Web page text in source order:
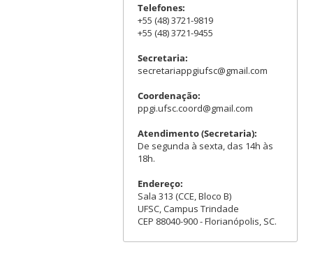
Telefones:
+55 (48) 3721-9819
+55 (48) 3721-9455
Secretaria:
secretariappgiufsc@gmail.com
Coordenação:
ppgi.ufsc.coord@gmail.com
Atendimento (Secretaria):
De segunda à sexta, das 14h às
18h.
Endereço:
Sala 313 (CCE, Bloco B)
UFSC, Campus Trindade
CEP 88040-900 - Florianópolis, SC.